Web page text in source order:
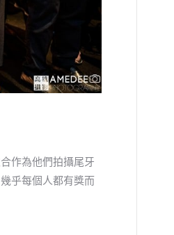
作為他們拍攝尾牙
乎每個人都有獎而